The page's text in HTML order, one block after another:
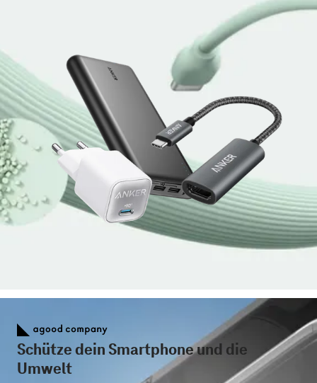
Schütze dein Smartphone und die
Umwelt